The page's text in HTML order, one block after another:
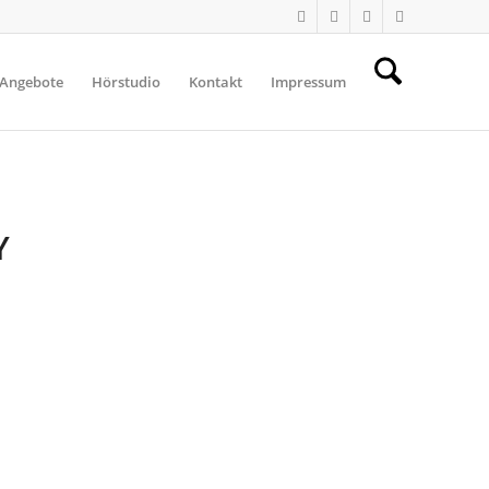
Angebote Hörstudio Kontakt Impressum